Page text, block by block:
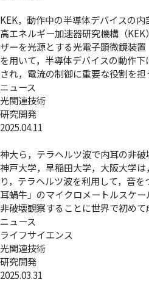
KEK，動作中の半導体デバイスの
高エネルギー加速器研究機構（
ザーを光源とする光電子顕微鏡装置
を用いて，半導体デバイスの動作
され，電流の制御に重要な役割を
ニュース
光関連技術
研究開発
2025.04.11
神大ら，テラヘルツ波で内耳の非
神戸大学，早稲田大学，大阪大学
り，テラヘルツ波を利用して，音
耳蝸牛」のマイクロメートルスケ
非破壊観察することに世界で初め
ニュース
ライフサイエンス
光関連技術
研究開発
2025.03.31